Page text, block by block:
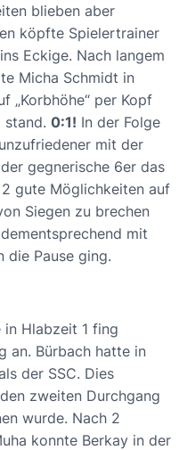
blieben aber
köpfte Spielertrainer
Eckige. Nach langem
Micha Schmidt in
„Korbhöhe“ per Kopf
stand. 0:1! In der Folge
mit der
gegnerische 6er das
2 gute Möglichkeiten auf
Siegen zu brechen
mit
die Pause ging.
Hlabzeit 1 fing
an. Bürbach hatte in
der SSC. Dies
zweiten Durchgang
wurde. Nach 2
konnte Berkay in der